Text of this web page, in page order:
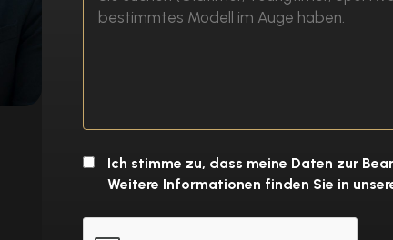
Ich stimme zu, dass meine Daten zur
Weitere Informationen finden Sie in